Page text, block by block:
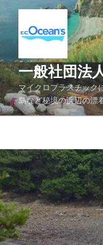
ン
ツ
へ
ス
キ
一般社団法
マイクロプラスチック
島など秘境の浜辺の漂